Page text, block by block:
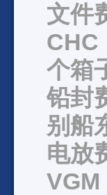
文件
CHC
个箱
铅封
别船
电放
VGM